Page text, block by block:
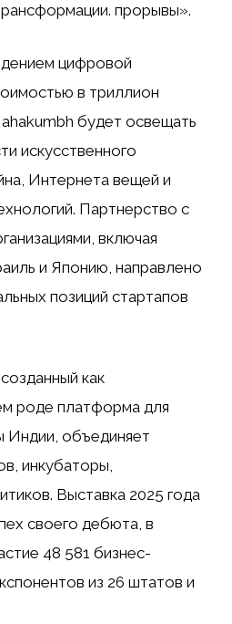
прорывы».
цифровой
в триллион
будет освещать
искусственного
Интернета вещей и
Партнерство с
включая
и Японию, направлено
позиций стартапов
как
роде платформа для
Индии, объединяет
инкубаторы,
Выставка 2025 года
своего дебюта, в
48 581 бизнес-
из 26 штатов и